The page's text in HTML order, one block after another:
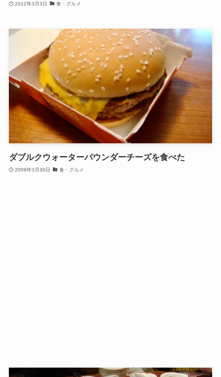
2012年3月3日 食・グルメ
ダブルクウォーターパウンダーチーズを食べた
2009年3月30日 食・グルメ